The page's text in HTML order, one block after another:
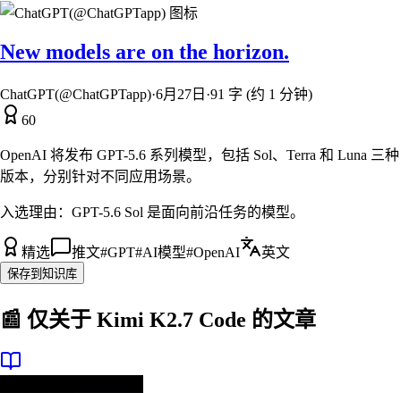
New models are on the horizon.
ChatGPT(@ChatGPTapp)·6月27日 ·91 字 (约 1 分钟)
60
OpenAI 将发布 GPT-5.6 系列模型，包括 Sol、Terra 和 Luna 三种
版本，分别针对不同应用场景。
入选理由： GPT-5.6 Sol 是面向前沿任务的模型。
精选 推文#GPT#AI模型#OpenAI 英文
保存到知识库
📰 仅关于 Kimi K2.7 Code 的文章